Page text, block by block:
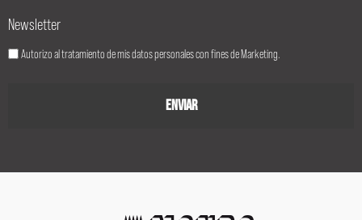
Newsletter
Autorizo al tratamiento de mis datos personales con fines de Marketing.